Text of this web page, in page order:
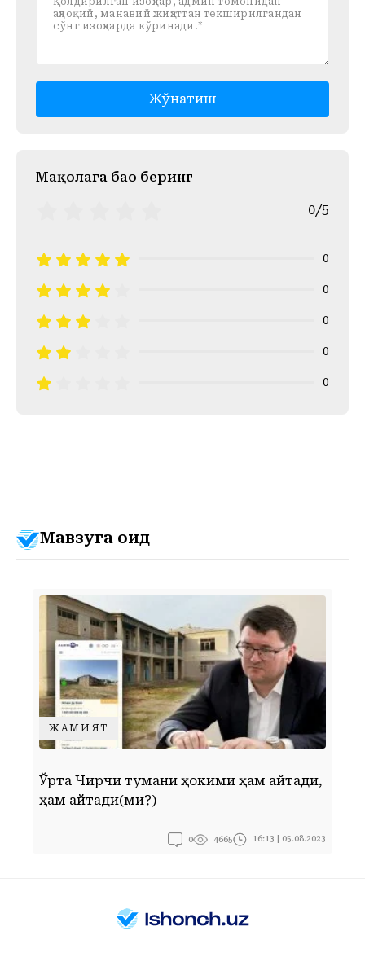
Жўнатиш
Mақолага баҳо беринг
0/5
0
0
0
0
0
Мавзуга оид
ЖАМИЯТ
Ўрта Чирчиқ тумани ҳокими ҳам айтади,
ҳам қайтади(ми?)
0 4665 16:13 | 05.08.2023